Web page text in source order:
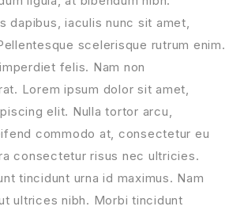
dapibus, iaculis nunc sit amet,
scelerisque rutrum enim.
felis. Nam non
Lorem ipsum dolor sit amet,
elit. Nulla tortor arcu,
commodo at, consectetur eu
consectetur risus nec ultricies.
tincidunt urna id maximus. Nam
ultrices nibh. Morbi tincidunt